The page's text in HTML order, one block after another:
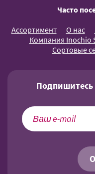
Часто
Ассортимент О нас
Компания Inochio
Сортовые
Подпишитесь